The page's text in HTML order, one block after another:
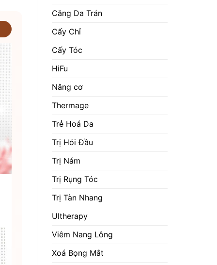
Căng Da Trán
Cấy Chỉ
Cấy Tóc
HiFu
Nâng cơ
Thermage
Trẻ Hoá Da
Trị Hói Đầu
Trị Nám
Trị Rụng Tóc
Trị Tàn Nhang
Ultherapy
Viêm Nang Lông
Xoá Bọng Mắt